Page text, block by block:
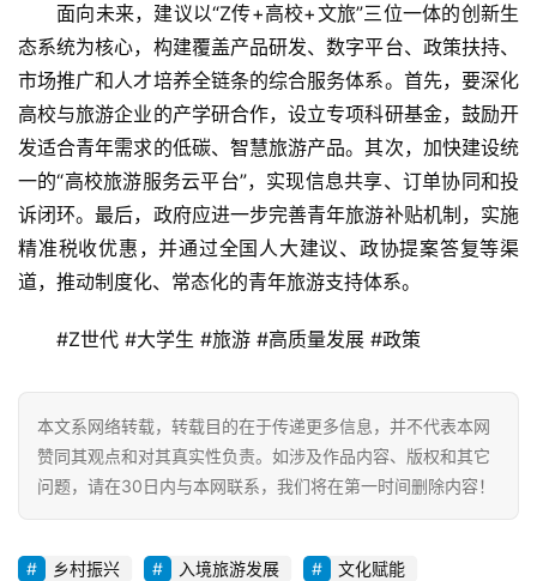
面向未来，建议以“Z传+高校+文旅”三位一体的创新生
态系统为核心，构建覆盖产品研发、数字平台、政策扶持、
市场推广和人才培养全链条的综合服务体系。首先，要深化
高校与旅游企业的产学研合作，设立专项科研基金，鼓励开
发适合青年需求的低碳、智慧旅游产品。其次，加快建设统
一的“高校旅游服务云平台”，实现信息共享、订单协同和投
诉闭环。最后，政府应进一步完善青年旅游补贴机制，实施
精准税收优惠，并通过全国人大建议、政协提案答复等渠
道，推动制度化、常态化的青年旅游支持体系。
#Z世代 #大学生 #旅游 #高质量发展 #政策
本文系网络转载，转载目的在于传递更多信息，并不代表本网
赞同其观点和对其真实性负责。如涉及作品内容、版权和其它
问题，请在30日内与本网联系，我们将在第一时间删除内容！
乡村振兴 入境旅游发展
文化赋能